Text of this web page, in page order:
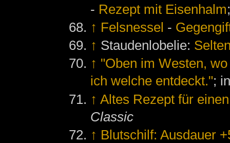
- Rezept mit Eisenhalm
↑ Felsnessel -
↑ Staudenlobelie:
↑ "Oben im Westen,
ich welche entdeckt.";
↑ Altes Rezept für
Classic
↑ Blutschilf: Ausdauer